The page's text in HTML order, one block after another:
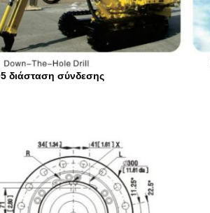
διάσταση σύνδεσης